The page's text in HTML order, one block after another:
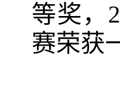
等奖，
赛荣获